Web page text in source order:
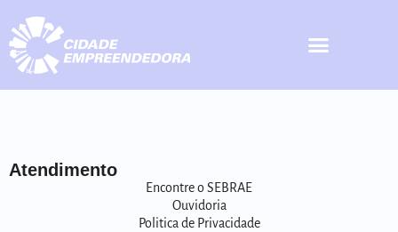
Atendimento
Encontre o SEBRAE
Ouvidoria
Politica de Privacidade